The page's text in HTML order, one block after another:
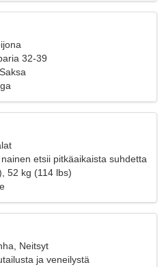
32-39
etsii pitkäaikaista suhdetta
52 kg (114 lbs)
Neitsyt
ja veneilystä